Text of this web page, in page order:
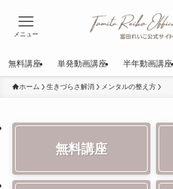
メニュー
無料講座 単発動画講座 半年動画講座
ホーム 生きづらさ解消 メンタルの整え方
無料講座